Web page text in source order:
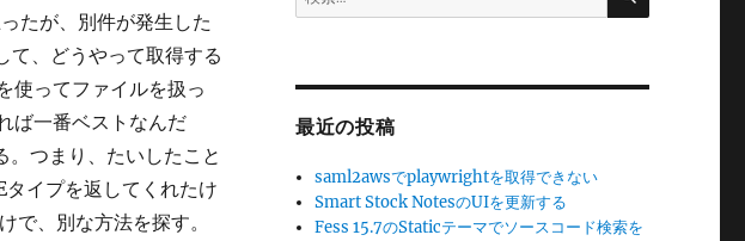
たが、別件が発生した
、どうやって取得する
ってファイルを扱っ
ば一番ベストなんだ
つまり、たいしたこと
イプを返してくれたけ
、別な方法を探す。
索:
最近の投稿
saml2awsでplaywrightを取得できない
Smart Stock NotesのUIを更新する
Fess 15.7のStaticテーマでソースコード検索を